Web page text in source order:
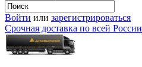
Войти или зарегистрироваться
Срочная доставка по всей России